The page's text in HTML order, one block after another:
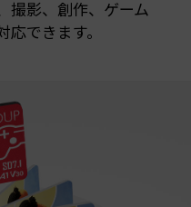
撮影、創作、ゲーム
できます。